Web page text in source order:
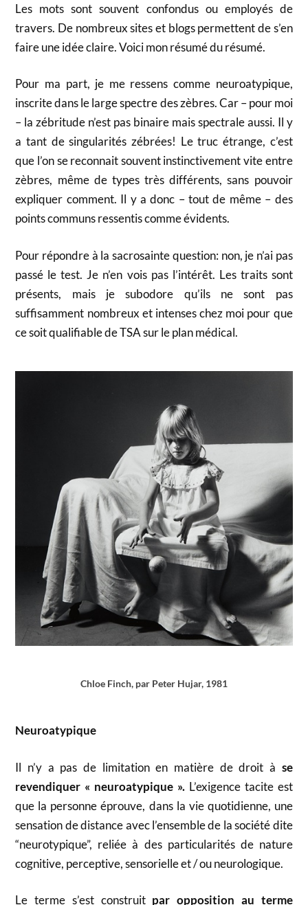
Les mots sont souvent confondus ou employés de
travers. De nombreux sites et blogs permettent de s’en
faire une idée claire. Voici mon résumé du résumé.
Pour ma part, je me ressens comme neuroatypique,
inscrite dans le large spectre des zèbres. Car – pour moi
– la zébritude n’est pas binaire mais spectrale aussi. Il y
a tant de singularités zébrées! Le truc étrange, c’est
que l’on se reconnait souvent instinctivement vite entre
zèbres, même de types très différents, sans pouvoir
expliquer comment. Il y a donc – tout de même – des
points communs ressentis comme évidents.
Pour répondre à la sacrosainte question: non, je n’ai pas
passé le test. Je n’en vois pas l’intérêt. Les traits sont
présents, mais je subodore qu’ils ne sont pas
suffisamment nombreux et intenses chez moi pour que
ce soit qualifiable de TSA sur le plan médical.
Chloe Finch, par Peter Hujar, 1981
Neuroatypique
Il n’y a pas de limitation en matière de droit à se
revendiquer « neuroatypique ». L’exigence tacite est
que la personne éprouve, dans la vie quotidienne, une
sensation de distance avec l’ensemble de la société dite
“neurotypique”, reliée à des particularités de nature
cognitive, perceptive, sensorielle et / ou neurologique.
Le terme s’est construit par opposition au terme